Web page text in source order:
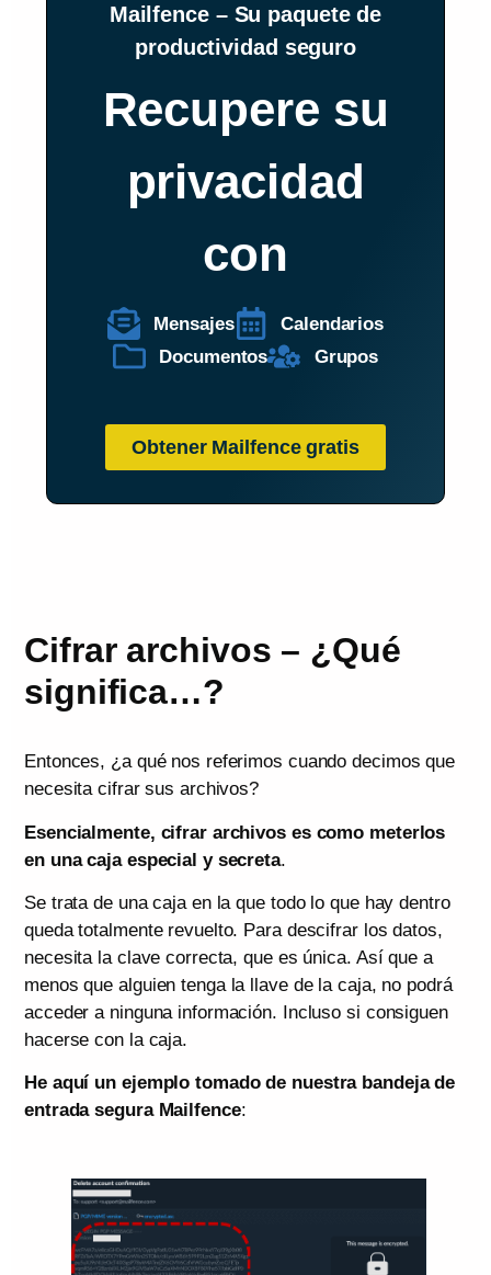
Mailfence – Su paquete de
productividad seguro
Recupere su
privacidad
con
Mensajes
Calendarios
Documentos
Grupos
Obtener Mailfence gratis
Cifrar archivos – ¿Qué
significa…?
Entonces, ¿a qué nos referimos cuando decimos que
necesita cifrar sus archivos?
Esencialmente, cifrar archivos es como meterlos
en una caja especial y secreta.
Se trata de una caja en la que todo lo que hay dentro
queda totalmente revuelto. Para descifrar los datos,
necesita la clave correcta, que es única. Así que a
menos que alguien tenga la llave de la caja, no podrá
acceder a ninguna información. Incluso si consiguen
hacerse con la caja.
He aquí un ejemplo tomado de nuestra bandeja de
entrada segura Mailfence: